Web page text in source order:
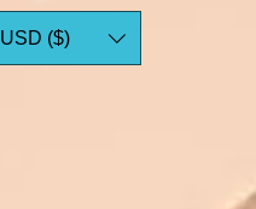
USD ($)